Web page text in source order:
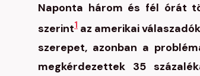
Naponta három és fél órát
szerint1 az amerikai
szerepet, azonban a
megkérdezettek 35